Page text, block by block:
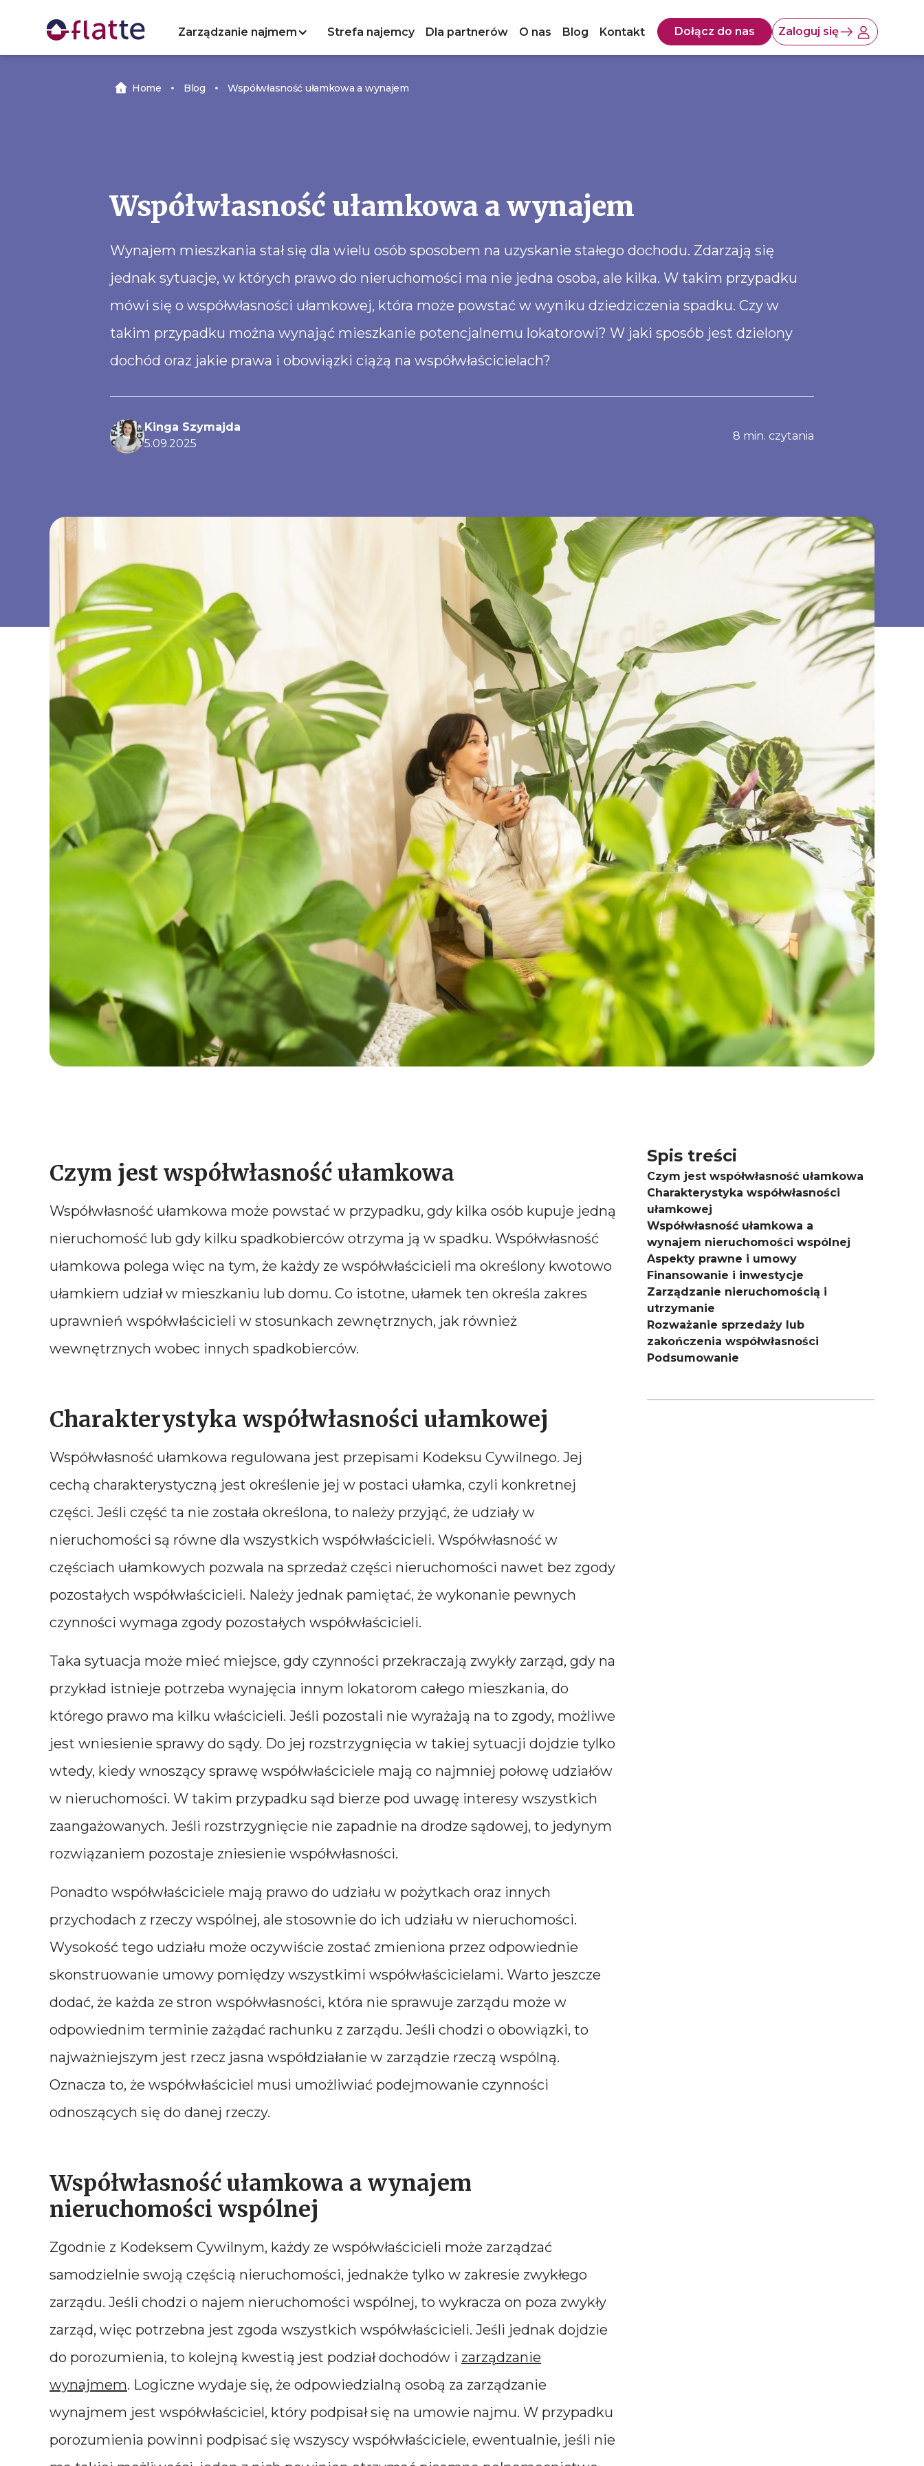
Zarządzanie najmem Strefa najemcy Dla partnerów O nas Blog Kontakt Dołącz do nas Zaloguj się
Home Blog Współwłasność ułamkowa a wynajem
Współwłasność ułamkowa a wynajem
Wynajem mieszkania stał się dla wielu osób sposobem na uzyskanie stałego dochodu. Zdarzają się
jednak sytuacje, w których prawo do nieruchomości ma nie jedna osoba, ale kilka. W takim przypadku
mówi się o współwłasności ułamkowej, która może powstać w wyniku dziedziczenia spadku. Czy w
takim przypadku można wynająć mieszkanie potencjalnemu lokatorowi? W jaki sposób jest dzielony
dochód oraz jakie prawa i obowiązki ciążą na współwłaścicielach?
Kinga Szymajda
5.09.2025
8 min. czytania
Czym jest współwłasność ułamkowa
Współwłasność ułamkowa może powstać w przypadku, gdy kilka osób kupuje jedną
nieruchomość lub gdy kilku spadkobierców otrzyma ją w spadku. Współwłasność
ułamkowa polega więc na tym, że każdy ze współwłaścicieli ma określony kwotowo
ułamkiem udział w mieszkaniu lub domu. Co istotne, ułamek ten określa zakres
uprawnień współwłaścicieli w stosunkach zewnętrznych, jak również
wewnętrznych wobec innych spadkobierców.
Charakterystyka współwłasności ułamkowej
Współwłasność ułamkowa regulowana jest przepisami Kodeksu Cywilnego. Jej
cechą charakterystyczną jest określenie jej w postaci ułamka, czyli konkretnej
części. Jeśli część ta nie została określona, to należy przyjąć, że udziały w
nieruchomości są równe dla wszystkich współwłaścicieli. Współwłasność w
częściach ułamkowych pozwala na sprzedaż części nieruchomości nawet bez zgody
pozostałych współwłaścicieli. Należy jednak pamiętać, że wykonanie pewnych
czynności wymaga zgody pozostałych współwłaścicieli.
Taka sytuacja może mieć miejsce, gdy czynności przekraczają zwykły zarząd, gdy na
przykład istnieje potrzeba wynajęcia innym lokatorom całego mieszkania, do
którego prawo ma kilku właścicieli. Jeśli pozostali nie wyrażają na to zgody, możliwe
jest wniesienie sprawy do sądy. Do jej rozstrzygnięcia w takiej sytuacji dojdzie tylko
wtedy, kiedy wnoszący sprawę współwłaściciele mają co najmniej połowę udziałów
w nieruchomości. W takim przypadku sąd bierze pod uwagę interesy wszystkich
zaangażowanych. Jeśli rozstrzygnięcie nie zapadnie na drodze sądowej, to jedynym
rozwiązaniem pozostaje zniesienie współwłasności.
Ponadto współwłaściciele mają prawo do udziału w pożytkach oraz innych
przychodach z rzeczy wspólnej, ale stosownie do ich udziału w nieruchomości.
Wysokość tego udziału może oczywiście zostać zmieniona przez odpowiednie
skonstruowanie umowy pomiędzy wszystkimi współwłaścicielami. Warto jeszcze
dodać, że każda ze stron współwłasności, która nie sprawuje zarządu może w
odpowiednim terminie zażądać rachunku z zarządu. Jeśli chodzi o obowiązki, to
najważniejszym jest rzecz jasna współdziałanie w zarządzie rzeczą wspólną.
Oznacza to, że współwłaściciel musi umożliwiać podejmowanie czynności
odnoszących się do danej rzeczy.
Współwłasność ułamkowa a wynajem
nieruchomości wspólnej
Zgodnie z Kodeksem Cywilnym, każdy ze współwłaścicieli może zarządzać
samodzielnie swoją częścią nieruchomości, jednakże tylko w zakresie zwykłego
zarządu. Jeśli chodzi o najem nieruchomości wspólnej, to wykracza on poza zwykły
zarząd, więc potrzebna jest zgoda wszystkich współwłaścicieli. Jeśli jednak dojdzie
do porozumienia, to kolejną kwestią jest podział dochodów i zarządzanie
wynajmem. Logiczne wydaje się, że odpowiedzialną osobą za zarządzanie
wynajmem jest współwłaściciel, który podpisał się na umowie najmu. W przypadku
porozumienia powinni podpisać się wszyscy współwłaściciele, ewentualnie, jeśli nie
Spis treści
Czym jest współwłasność ułamkowa
Charakterystyka współwłasności
ułamkowej
Współwłasność ułamkowa a
wynajem nieruchomości wspólnej
Aspekty prawne i umowy
Finansowanie i inwestycje
Zarządzanie nieruchomością i
utrzymanie
Rozważanie sprzedaży lub
zakończenia współwłasności
Podsumowanie